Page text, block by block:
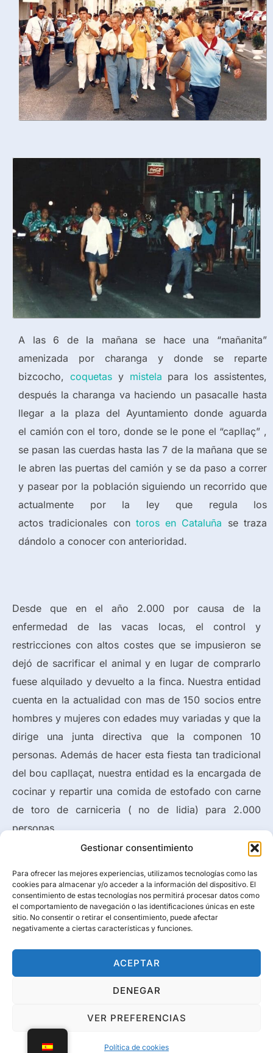
Gestionar consentimiento
Para ofrecer las mejores experiencias, utilizamos tecnologías como las
cookies para almacenar y/o acceder a la información del dispositivo. El
consentimiento de estas tecnologías nos permitirá procesar datos como
el comportamiento de navegación o las identificaciones únicas en este
sitio. No consentir o retirar el consentimiento, puede afectar
negativamente a ciertas características y funciones.
ACEPTAR
DENEGAR
VER PREFERENCIAS
Política de cookies
A las 6 de la mañana se hace una “mañanita”
amenizada por charanga y donde se reparte
bizcocho, coquetasy mistela para los assistentes,
después la charanga va haciendo un pasacalle hasta
llegar a la plaza del Ayuntamiento donde aguarda
el camión con el toro, donde se le pone el “capllaç” ,
se pasan las cuerdas hasta las 7 de la mañana que se
le abren las puertas del camión y se da paso a correr
y pasear por la población siguiendo un recorrido que
actualmente por la ley que regula los
actos tradicionales con toros en Cataluña se traza
dándolo a conocer con anterioridad.
Desde que en el año 2.000 por causa de la
enfermedad de las vacas locas, el control y
restricciones con altos costes que se impusieron se
dejó de sacrificar el animal y en lugar de comprarlo
fuese alquilado y devuelto a la finca. Nuestra entidad
cuenta en la actualidad con mas de 150 socios entre
hombres y mujeres con edades muy variadas y que la
dirige una junta directiva que la componen 10
personas. Además de hacer esta fiesta tan tradicional
del bou capllaçat, nuestra entidad es la encargada de
cocinar y repartir una comida de estofado con carne
de toro de carniceria ( no de lidia) para 2.000
personas.